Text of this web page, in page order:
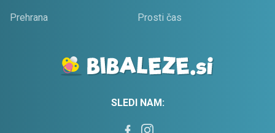
Prehrana Prosti čas
SLEDI NAM: